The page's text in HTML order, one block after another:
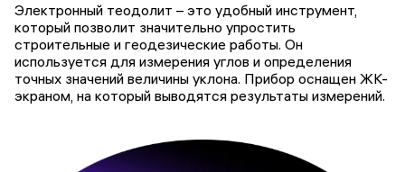
Электронный теодолит – это удобный инструмент,
который позволит значительно упростить
строительные и геодезические работы. Он
используется для измерения углов и определения
точных значений величины уклона. Прибор оснащен ЖК-
экраном, на который выводятся результаты измерений.